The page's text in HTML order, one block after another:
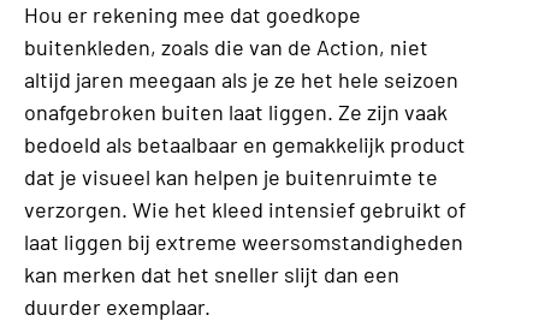
Hou er rekening mee dat goedkope
buitenkleden, zoals die van de Action, niet
altijd jaren meegaan als je ze het hele seizoen
onafgebroken buiten laat liggen. Ze zijn vaak
bedoeld als betaalbaar en gemakkelijk product
dat je visueel kan helpen je buitenruimte te
verzorgen. Wie het kleed intensief gebruikt of
laat liggen bij extreme weersomstandigheden
kan merken dat het sneller slijt dan een
duurder exemplaar.